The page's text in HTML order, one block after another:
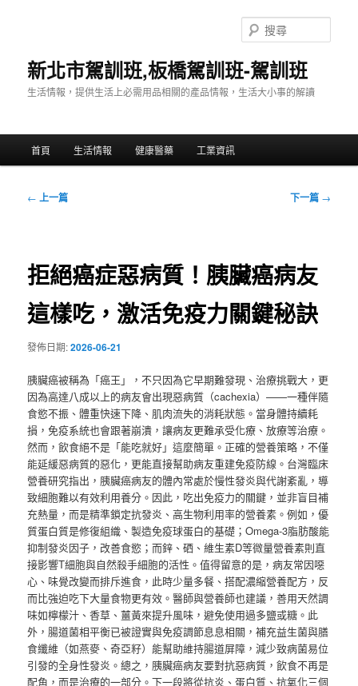
新北市駕訓班,板橋駕訓班-駕訓班
生活情報，提供生活上必需用品相關的產品情報，生活大小事的解讀
尋
首頁 生活情報 健康醫藥 工業資訊
文
← 上一篇 下一篇 →
拒絕癌症惡病質！胰臟癌病友
這樣吃，激活免疫力關鍵秘訣
發佈日期:2026-06-21
胰臟癌被稱為「癌王」，不只因為它早期難發現、治療挑戰大，更
因為高達八成以上的病友會出現惡病質（cachexia）——一種伴隨
食慾不振、體重快速下降、肌肉流失的消耗狀態。當身體持續耗
損，免疫系統也會跟著崩潰，讓病友更難承受化療、放療等治療。
然而，飲食絕不是「能吃就好」這麼簡單。正確的營養策略，不僅
能延緩惡病質的惡化，更能直接幫助病友重建免疫防線。台灣臨床
營養研究指出，胰臟癌病友的體內常處於慢性發炎與代謝紊亂，導
致細胞難以有效利用養分。因此，吃出免疫力的關鍵，並非盲目補
充熱量，而是精準鎖定抗發炎、高生物利用率的營養素。例如，優
質蛋白質是修復組織、製造免疫球蛋白的基礎；Omega-3脂肪酸能
抑制發炎因子，改善食慾；而鋅、硒、維生素D等微量營養素則直
接影響T細胞與自然殺手細胞的活性。值得留意的是，病友常因噁
心、味覺改變而排斥進食，此時少量多餐、搭配濃縮營養配方，反
而比強迫吃下大量食物更有效。醫師與營養師也建議，善用天然調
味如檸檬汁、香草、薑黃來提升風味，避免使用過多鹽或糖。此
外，腸道菌相平衡已被證實與免疫調節息息相關，補充益生菌與膳
食纖維（如燕麥、奇亞籽）能幫助維持腸道屏障，減少致病菌易位
引發的全身性發炎。總之，胰臟癌病友要對抗惡病質，飲食不再是
配角，而是治療的一部分。下一段將從抗炎、蛋白質、抗氧化三個